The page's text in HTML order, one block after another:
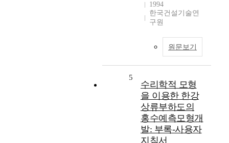
1994
한국건설기술연
구원
원문보기
5
수리학적 모형
을 이용한 한강
상류부하도의
홍수예측모형개
발: 부록-사용자
지침서